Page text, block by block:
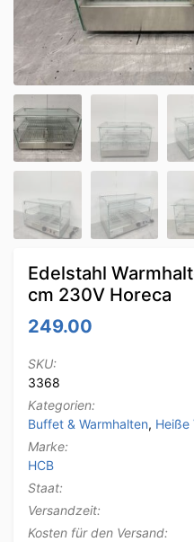
Edelstahl
cm 230V Horeca
249.00
SKU:
3368
Kategorien:
Buffet & Warmhalten, Heiße
Marke:
HCB
Staat:
Versandzeit:
Kosten für den Versand: